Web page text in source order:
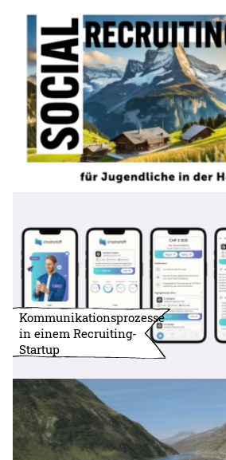
Kommunikationsprozesse
in einem Recruiting-
Startup